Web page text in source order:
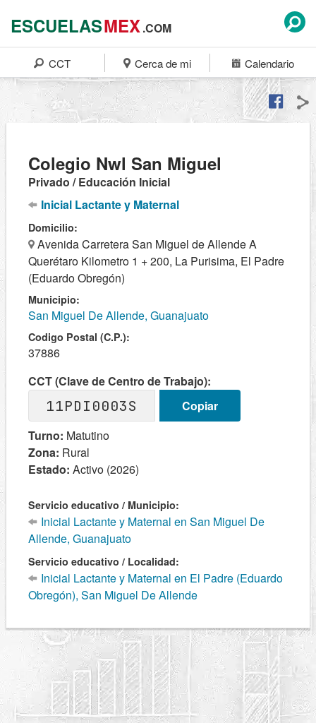
ESCUELASMEX.COM
CCT Cerca de mi Calendario
Colegio Nwl San Miguel
Privado / Educación Inicial
Inicial Lactante y Maternal
Domicilio:
Avenida Carretera San Miguel de Allende A
Querétaro Kilometro 1 + 200, La Purisima, El Padre
(Eduardo Obregón)
Municipio:
San Miguel De Allende, Guanajuato
Codigo Postal (C.P.):
37886
CCT (Clave de Centro de Trabajo):
11PDI0003S
Copiar
Turno: Matutino
Zona: Rural
Estado: Activo (2026)
Servicio educativo / Municipio:
Inicial Lactante y Maternal en San Miguel De
Allende, Guanajuato
Servicio educativo / Localidad:
Inicial Lactante y Maternal en El Padre (Eduardo
Obregón), San Miguel De Allende